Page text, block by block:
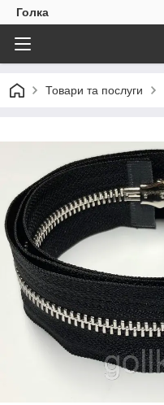
Голка
Товари та послуги